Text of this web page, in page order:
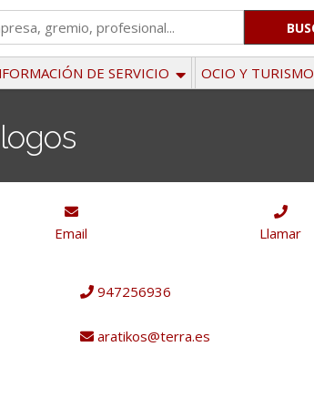
DE SERVICIO OCIO Y TURISMO
Email Llamar
947256936
aratikos@terra.es